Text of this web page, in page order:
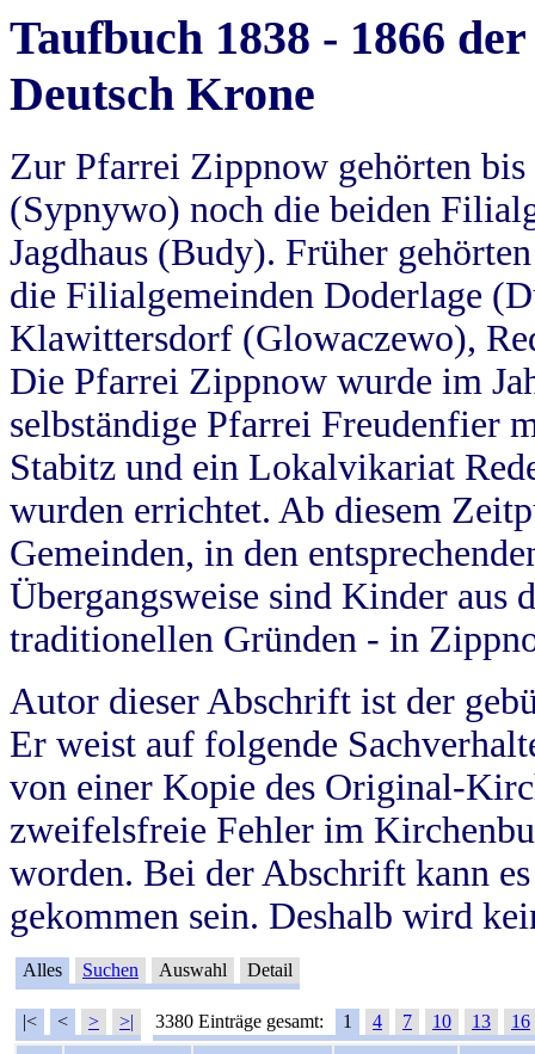
Taufbuch 1838 - 1866
Deutsch Krone
Zur Pfarrei Zippnow gehörten
(Sypnywo) noch die beiden
Jagdhaus (Budy). Früher
die Filialgemeinden Doderlage
Klawittersdorf (Glowaczewo),
Die Pfarrei Zippnow wurde im
selbständige Pfarrei Freudenfier
Stabitz und ein Lokalvikariat
wurden errichtet. Ab diesem
Gemeinden, in den
Übergangsweise sind Kinder aus
traditionellen Gründen - in
Autor dieser Abschrift ist der
Er weist auf folgende
von einer Kopie des Original-
zweifelsfreie Fehler im
worden. Bei der Abschrift kann
gekommen sein. Deshalb wird
Alles Suchen Auswahl Detail
|< < > >| 3380 Einträge gesamt: 1 4 7 10 13
16